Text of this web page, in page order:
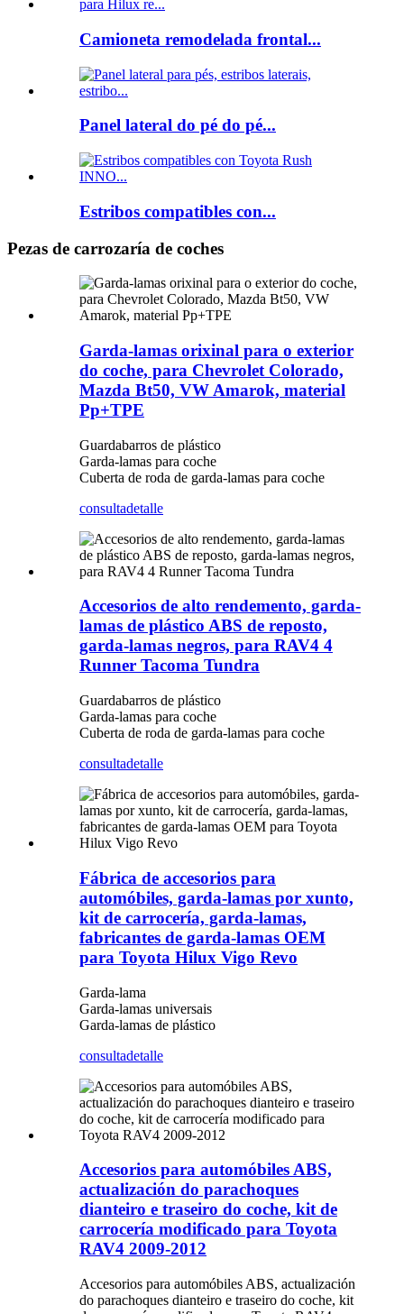
Camioneta remodelada frontal...
Panel lateral do pé do pé...
Estribos compatibles con...
Pezas de carrozaría de coches
Garda-lamas orixinal para o exterior
do coche, para Chevrolet Colorado,
Mazda Bt50, VW Amarok, material
Pp+TPE
Guardabarros de plástico
Garda-lamas para coche
Cuberta de roda de garda-lamas para coche
consultadetalle
Accesorios de alto rendemento, garda-
lamas de plástico ABS de reposto,
garda-lamas negros, para RAV4 4
Runner Tacoma Tundra
Guardabarros de plástico
Garda-lamas para coche
Cuberta de roda de garda-lamas para coche
consultadetalle
Fábrica de accesorios para
automóbiles, garda-lamas por xunto,
kit de carrocería, garda-lamas,
fabricantes de garda-lamas OEM
para Toyota Hilux Vigo Revo
Garda-lama
Garda-lamas universais
Garda-lamas de plástico
consultadetalle
Accesorios para automóbiles ABS,
actualización do parachoques
dianteiro e traseiro do coche, kit de
carrocería modificado para Toyota
RAV4 2009-2012
Accesorios para automóbiles ABS, actualización
do parachoques dianteiro e traseiro do coche, kit